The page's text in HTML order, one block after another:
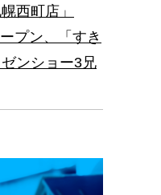
西町店」
プン、「すき
ンショー3兄